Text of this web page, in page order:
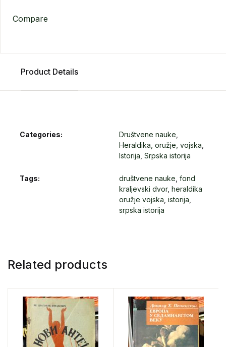
Compare
Product Details
Categories: Društvene nauke
Heraldika, oružje, vojska
Istorija Srpska istorija
Tags: društvene nauke fond
kraljevski dvor, heraldika
oružje vojska istorija
srpska istorija
Related products